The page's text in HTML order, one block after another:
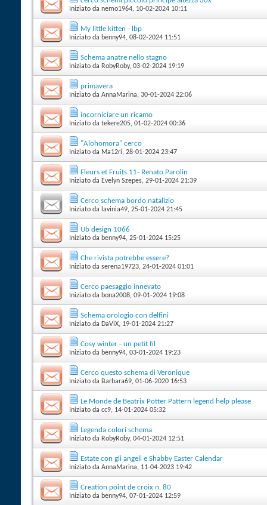
Iniziato da nemo1964‎, 10-02-2024 10:11
My little kitten - lbp
Iniziato da benny94‎, 08-02-2024 11:51
Schema anatre nello stagno
Iniziato da RobyRoby‎, 03-02-2024 19:19
primavera
Iniziato da AnnaMarina‎, 30-01-2024 22:06
incorniciare un ricamo
Iniziato da tekere205‎, 01-02-2024 00:36
"Alohomora" cerco
Iniziato da Ma12ri‎, 28-01-2024 23:47
Fleurs et Fruits 11- Renato Parolin
Iniziato da Evelyn Szepes‎, 29-01-2024 21:39
Cerco schema bordo natalizio
Iniziato da lavinia49‎, 25-01-2024 21:45
Ub design 1066
Iniziato da benny94‎, 25-01-2024 15:25
Che rivista potrebbe essere?
Iniziato da serena19723‎, 24-01-2024 01:01
Cerco paesaggio innevato
Iniziato da bona2008‎, 09-01-2024 19:08
Schema orologio con delfini
Iniziato da DaViX‎, 19-01-2024 21:27
Cosy winter - un petit fil
Iniziato da benny94‎, 03-01-2024 19:23
Cerco questo schema di Veronique
Iniziato da Barbara69‎, 01-06-2020 16:53
Le Monde de Beatrix Potter Pattern legend help please
Iniziato da cc9‎, 14-01-2024 05:32
Legenda colori schema
Iniziato da RobyRoby‎, 04-01-2024 12:51
Estate con gli angeli e Shabby Easter Calendar
Iniziato da AnnaMarina‎, 11-04-2023 19:42
Creation point de croix n. 80
Iniziato da benny94‎, 07-01-2024 12:59